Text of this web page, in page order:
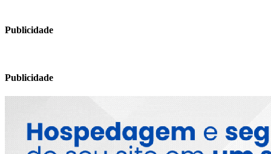
Publicidade
Publicidade